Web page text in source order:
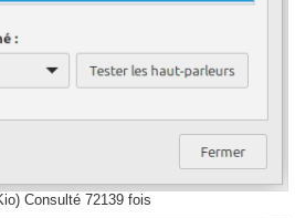
Consulté 72139 fois